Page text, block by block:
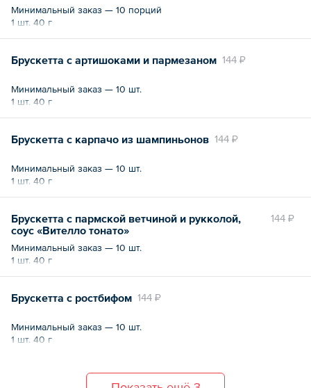
Минимальный заказ — 10 порций
1 шт. 40 г
144 ₽
Брускетта с артишоками и пармезаном
Минимальный заказ — 10 шт.
1 шт. 40 г
144 ₽
Брускетта с карпачо из шампиньонов
Минимальный заказ — 10 шт.
1 шт. 40 г
144 ₽
Брускетта с пармской ветчиной и рукколой,
соус «Вителло тонато»
Минимальный заказ — 10 шт.
1 шт. 40 г
144 ₽
Брускетта с ростбифом
Минимальный заказ — 10 шт.
1 шт. 40 г